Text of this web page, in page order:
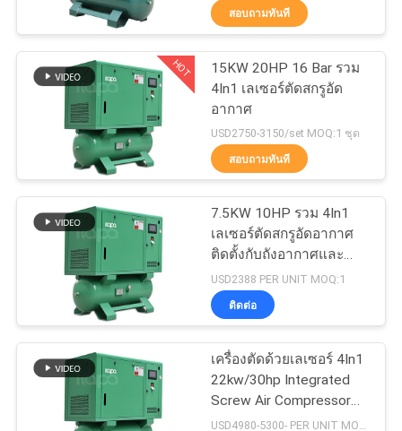
ควบคุม
คุณภาพ
ติดต่อ
เรา
แผนผัง
เว็บไซต์
สายพาน
เครื่องอัดอากาศแบบ
สกรู
79
เครื่องอัดอากาศแบบ
สกรูแบบไม่มีน้ำมัน
33
สอบถามทันที
HOT
15KW 20HP 16 Bar รวม
4In1 เลเซอร์ตัดสกรูอัด
อากาศ
USD2750-3150/set MOQ:1 ชุด
สอบถามทันที
7.5KW 10HP รวม 4In1
เลเซอร์ตัดสกรูอัดอากาศ
ติดตั้งกับถังอากาศและ
เครื่องเป่าอากาศ
USD2388 PER UNIT MOQ:1
ติดต่อ
เครื่องตัดด้วยเลเซอร์ 4In1
22kw/30hp Integrated
Screw Air Compressor
Mounted With Air Tank